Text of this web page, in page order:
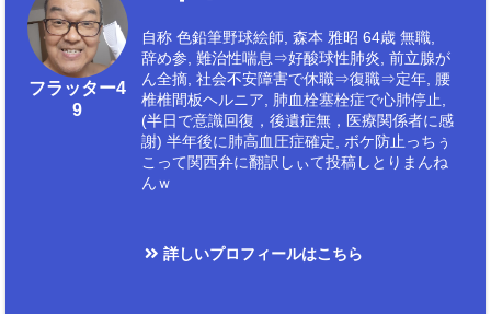
フラッター4
9
自称 色鉛筆野球絵師, 森本 雅昭 64歳 無職,
辞め参, 難治性喘息⇒好酸球性肺炎, 前立腺が
ん全摘, 社会不安障害で休職⇒復職⇒定年, 腰
椎椎間板ヘルニア, 肺血栓塞栓症で心肺停止,
(半日で意識回復，後遺症無，医療関係者に感
謝) 半年後に肺高血圧症確定, ボケ防止っちぅ
こって関西弁に翻訳しぃて投稿しとりまんね
んｗ
詳しいプロフィールはこちら